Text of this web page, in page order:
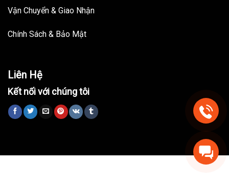
Vận Chuyển & Giao Nhận
Chính Sách & Bảo Mật
Liên Hệ
Kết nối với chúng tôi